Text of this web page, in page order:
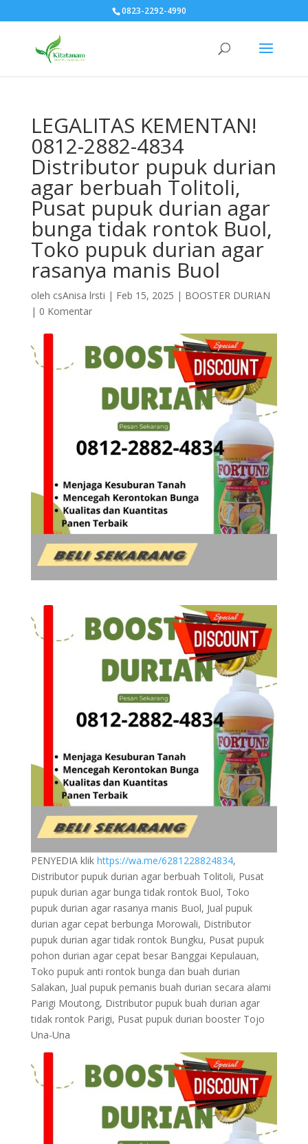
0823-2292-4990
LEGALITAS KEMENTAN!
0812-2882-4834
Distributor pupuk durian
agar berbuah Tolitoli,
Pusat pupuk durian agar
bunga tidak rontok Buol,
Toko pupuk durian agar
rasanya manis Buol
oleh csAnisa lrsti | Feb 15, 2025 | BOOSTER DURIAN
| 0 Komentar
PENYEDIA klik https://wa.me/6281228824834,
Distributor pupuk durian agar berbuah Tolitoli, Pusat
pupuk durian agar bunga tidak rontok Buol, Toko
pupuk durian agar rasanya manis Buol, Jual pupuk
durian agar cepat berbunga Morowali, Distributor
pupuk durian agar tidak rontok Bungku, Pusat pupuk
pohon durian agar cepat besar Banggai Kepulauan,
Toko pupuk anti rontok bunga dan buah durian
Salakan, Jual pupuk pemanis buah durian secara alami
Parigi Moutong, Distributor pupuk buah durian agar
tidak rontok Parigi, Pusat pupuk durian booster Tojo
Una-Una